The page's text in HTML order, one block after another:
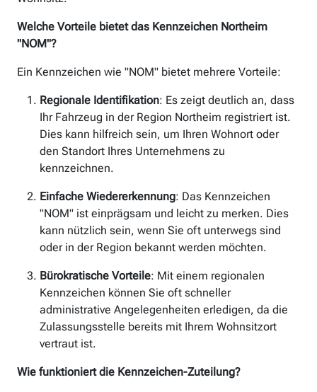
Welche Vorteile bietet das Kennzeichen Northeim
"NOM"?
Ein Kennzeichen wie "NOM" bietet mehrere Vorteile:
Regionale Identifikation: Es zeigt deutlich an, dass
Ihr Fahrzeug in der Region Northeim registriert ist.
Dies kann hilfreich sein, um Ihren Wohnort oder
den Standort Ihres Unternehmens zu
kennzeichnen.
Einfache Wiedererkennung: Das Kennzeichen
"NOM" ist einprägsam und leicht zu merken. Dies
kann nützlich sein, wenn Sie oft unterwegs sind
oder in der Region bekannt werden möchten.
Bürokratische Vorteile: Mit einem regionalen
Kennzeichen können Sie oft schneller
administrative Angelegenheiten erledigen, da die
Zulassungsstelle bereits mit Ihrem Wohnsitzort
vertraut ist.
Wie funktioniert die Kennzeichen-Zuteilung?